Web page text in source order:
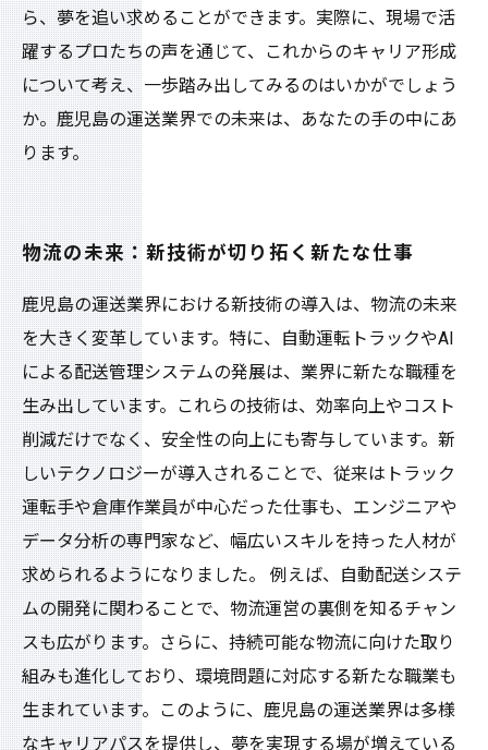
ら、夢を追い求めることができます。実際に、現場で活
躍するプロたちの声を通じて、これからのキャリア形成
について考え、一歩踏み出してみるのはいかがでしょう
か。鹿児島の運送業界での未来は、あなたの手の中にあ
ります。
物流の未来：新技術が切り拓く新たな仕事
鹿児島の運送業界における新技術の導入は、物流の未来
を大きく変革しています。特に、自動運転トラックやAI
による配送管理システムの発展は、業界に新たな職種を
生み出しています。これらの技術は、効率向上やコスト
削減だけでなく、安全性の向上にも寄与しています。新
しいテクノロジーが導入されることで、従来はトラック
運転手や倉庫作業員が中心だった仕事も、エンジニアや
データ分析の専門家など、幅広いスキルを持った人材が
求められるようになりました。 例えば、自動配送システ
ムの開発に関わることで、物流運営の裏側を知るチャン
スも広がります。さらに、持続可能な物流に向けた取り
組みも進化しており、環境問題に対応する新たな職業も
生まれています。このように、鹿児島の運送業界は多様
なキャリアパスを提供し、夢を実現する場が増えている